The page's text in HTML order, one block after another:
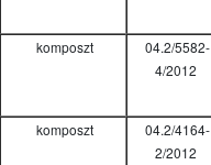
komposzt
04.2/5582-
4/2012
komposzt
04.2/4164-
2/2012